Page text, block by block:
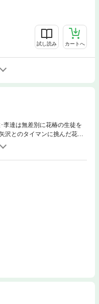
試し読み カートへ
李達は無差別に花椿の生徒を
沢とのタイマンに挑んだ花椿
!矢沢に逃げられ勝敗はつかな